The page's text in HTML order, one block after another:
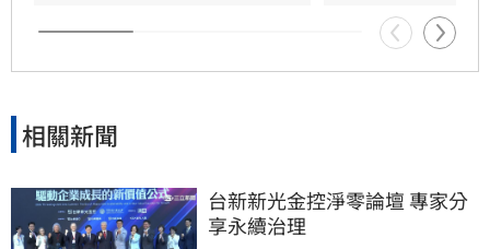
相關新聞
台新新光金控淨零論壇 專家分
享永續治理